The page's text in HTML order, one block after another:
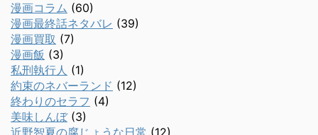
漫画コラム (60)
漫画最終話ネタバレ (39)
漫画買取 (7)
漫画飯 (3)
私刑執行人 (1)
約束のネバーランド (12)
終わりのセラフ (4)
美味しんぼ(3)
近野智夏の腐じょうな日常 (12)